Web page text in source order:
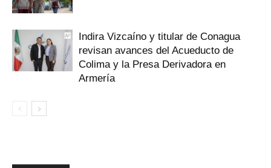
Indira Vizcaíno y titular de Conagua
revisan avances del Acueducto de
Colima y la Presa Derivadora en
Armería